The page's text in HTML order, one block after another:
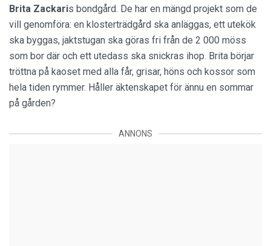
Brita Zackaris bondgård. De har en mängd projekt som de
vill genomföra: en klosterträdgård ska anläggas, ett utekök
ska byggas, jaktstugan ska göras fri från de 2 000 möss
som bor där och ett utedass ska snickras ihop. Brita börjar
tröttna på kaoset med alla får, grisar, höns och kossor som
hela tiden rymmer. Håller äktenskapet för ännu en sommar
på gården?
ANNONS